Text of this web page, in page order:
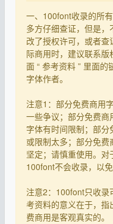
一、100font收录的所
多方仔细查证，但是
改了授权许可，或者
际商用时，建议联系
面 “ 参考资料 ” 里面
字体作者。
注意1：部分免费商用
一些争议；部分免费
字体有时间限制；部
或限制太多；部分免
坚定；请慎重使用。对
100font不会收录，以免
注意2：100font只收
考资料的意义在于，
费商用是客观真实的。